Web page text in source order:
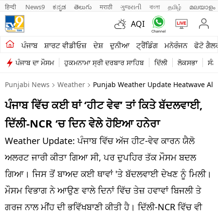
हिन्दी News9 ಕನ್ನಡ తెలుగు मराठी ગુજરાતી বাংলা தமிழ் മലയാളം
AQI
ਪੰਜਾਬ ਸ਼ਾਰਟ ਵੀਡੀਓਜ਼ ਦੇਸ਼ ਦੁਨੀਆ ਟ੍ਰੈਂਡਿੰਗ ਮਨੋਰੰਜਨ ਫੋਟੋ
ਪੰਜਾਬ ਦਾ ਮੌਸਮ ਹੁਕਮਨਾਮਾ ਸ੍ਰੀ ਦਰਬਾਰ ਸਾਹਿਬ ਦਿੱਲੀ ਲੋਕਸਭਾ
ਖੇਤੀਬਾੜੀ
ਸ਼ਾਰਟ ਵੀਡੀਓਜ਼
ਕਾਰੋਬਾਰ
ਕਰਿਅਰ
ਦੇਸ਼
ਲਾਈਫ ਸਟਾਈਲ
Punjabi News Weather Punjab Weather Update Heatwave
ਪੰਜਾਬ ਵਿੱਚ ਕਈ ਥਾਂ ‘ਹੀਟ ਵੇਵ’ ਤਾਂ ਕਿਤੇ ਬੱਦਲਵਾਈ,
ਦਿੱਲੀ-NCR ‘ਚ ਦਿਨ ਵੇਲੇ ਹੋਇਆ ਹਨੇਰਾ
Weather Update: ਪੰਜਾਬ ਵਿੱਚ ਅੱਜ ਹੀਟ-ਵੇਵ ਕਾਰਨ ਯੈਲੋ
ਅਲਰਟ ਜਾਰੀ ਕੀਤਾ ਗਿਆ ਸੀ, ਪਰ ਦੁਪਹਿਰ ਤੱਕ ਮੌਸਮ ਬਦਲ
ਗਿਆ। ਜਿਸ ਤੋਂ ਬਾਅਦ ਕਈ ਥਾਵਾਂ 'ਤੇ ਬੱਦਲਵਾਈ ਦੇਖਣ ਨੂੰ ਮਿਲੀ।
ਮੌਸਮ ਵਿਭਾਗ ਨੇ ਆਉਣ ਵਾਲੇ ਦਿਨਾਂ ਵਿੱਚ ਤੇਜ਼ ਹਵਾਵਾਂ ਬਿਜਲੀ ਤੇ
ਗਰਜ ਨਾਲ ਮੀਂਹ ਦੀ ਭਵਿੱਖਬਾਣੀ ਕੀਤੀ ਹੈ। ਦਿੱਲੀ-NCR ਵਿੱਚ ਵੀ